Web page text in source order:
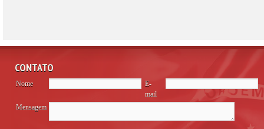
CONTATO
Nome
E-
mail
Mensagem